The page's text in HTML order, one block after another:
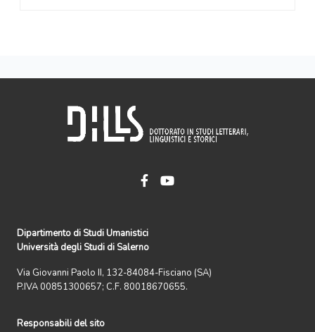
Dipartimento di Studi Umanistici
Università degli Studi di Salerno
Via Giovanni Paolo II, 132-84084-Fisciano (SA)
P.IVA 00851300657; C.F. 80018670655.
Responsabili del sito